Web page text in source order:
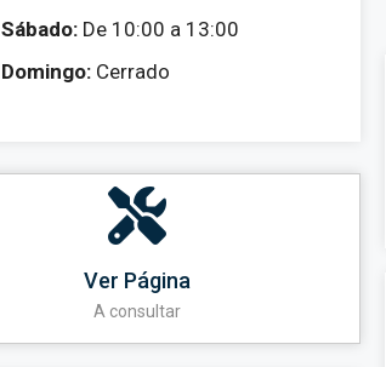
Sábado: De 10:00 a 13:00
Domingo: Cerrado
Ver Página
A consultar